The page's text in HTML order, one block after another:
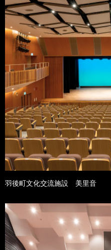
羽後町文化交流施設 美里音